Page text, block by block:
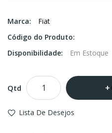
Marca:
Fiat
Código do Produto:
Disponibilidade:
Em Estoque
Qtd
Lista De Desejos